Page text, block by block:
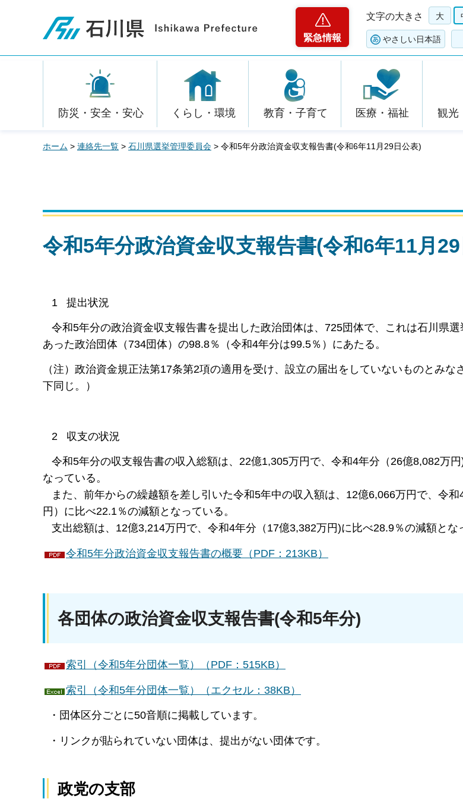
石川県
緊急情報
文字の大きさ 大
やさしい日本語
防災・安全・安心 くらし・環境 教育・子育て 医療・福祉 観光
ホーム > 連絡先一覧 > 石川県選挙管理委員会 > 令和5年分政治資金収支報告書(令和6年11月29日公表)
令和5年分政治資金収支報告書(令和6年11月
1 提出状況
令和5年分の政治資金収支報告書を提出した政治団体は、725団体で、これは石川県
あった政治団体（734団体）の98.8％（令和4年分は99.5％）にあたる。
（注）政治資金規正法第17条第2項の適用を受け、設立の届出をしていないものとみな
下同じ。）
2 収支の状況
令和5年分の収支報告書の収入総額は、22億1,305万円で、令和4年分（26億8,082万
なっている。
また、前年からの繰越額を差し引いた令和5年中の収入額は、12億6,066万円で、令
円）に比べ22.1％の減額となっている。
支出総額は、12億3,214万円で、令和4年分（17億3,382万円)に比べ28.9％の減額とな
令和5年分政治資金収支報告書の概要（PDF：213KB）
各団体の政治資金収支報告書(令和5年分)
索引（令和5年分団体一覧）（PDF：515KB）
索引（令和5年分団体一覧）（エクセル：38KB）
・団体区分ごとに50音順に掲載しています。
・リンクが貼られていない団体は、提出がない団体です。
政党の支部